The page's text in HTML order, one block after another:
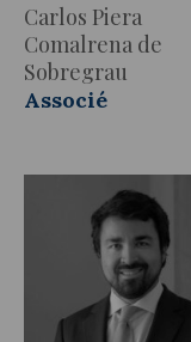
Carlos Piera
Comalrena de
Sobregrau
Associé